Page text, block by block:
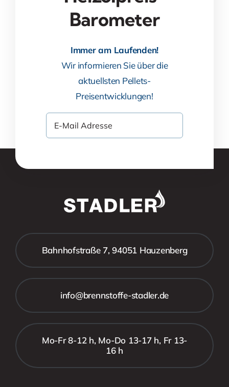
Barometer
Immer am Laufenden!
Wir informieren Sie über die
aktuellsten Pellets-
Preisentwicklungen!
Bahnhofstraße 7, 94051 Hauzenberg
info@brennstoffe-stadler.de
Mo-Fr 8-12 h, Mo-Do 13-17 h, Fr 13-
16 h